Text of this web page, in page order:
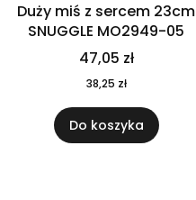
Duży miś z sercem 23cm
SNUGGLE MO2949-05
47,05 zł
38,25 zł
Do koszyka